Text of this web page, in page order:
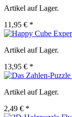
Artikel auf Lager.
11,95 € *
Artikel auf Lager.
13,95 € *
Artikel auf Lager.
2,49 € *